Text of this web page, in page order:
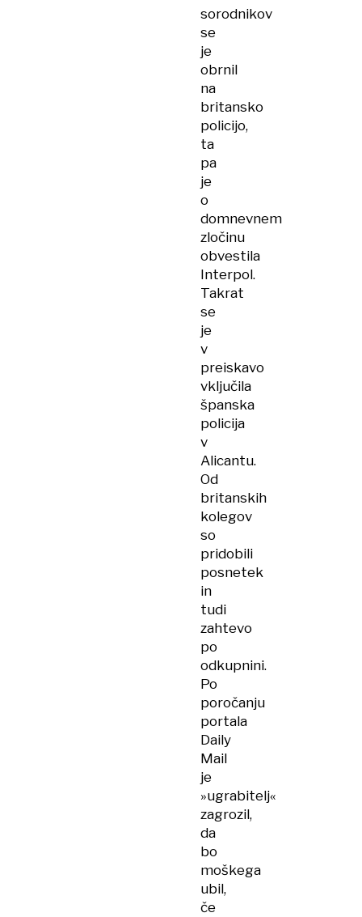
sorodnikov
se
je
obrnil
na
britansko
policijo,
ta
pa
je
o
domnevnem
zločinu
obvestila
Interpol.
Takrat
se
je
v
preiskavo
vključila
španska
policija
v
Alicantu.
Od
britanskih
kolegov
so
pridobili
posnetek
in
tudi
zahtevo
po
odkupnini.
Po
poročanju
portala
Daily
Mail
je
»ugrabitelj«
zagrozil,
da
bo
moškega
ubil,
če